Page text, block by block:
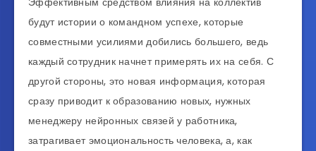
будут истории о командном успехе, которые
совместными усилиями добились большего, ведь
каждый сотрудник начнет примерять их на себя. С
другой стороны, это новая информация, которая
сразу приводит к образованию новых, нужных
менеджеру нейронных связей у работника,
затрагивает эмоциональность человека, а, как